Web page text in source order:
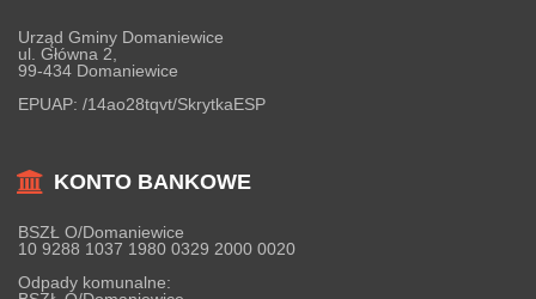
Urząd Gminy Domaniewice
ul. Główna 2,
99-434 Domaniewice
EPUAP: /14ao28tqvt/SkrytkaESP
KONTO BANKOWE
BSZŁ O/Domaniewice
10 9288 1037 1980 0329 2000 0020
Odpady komunalne: